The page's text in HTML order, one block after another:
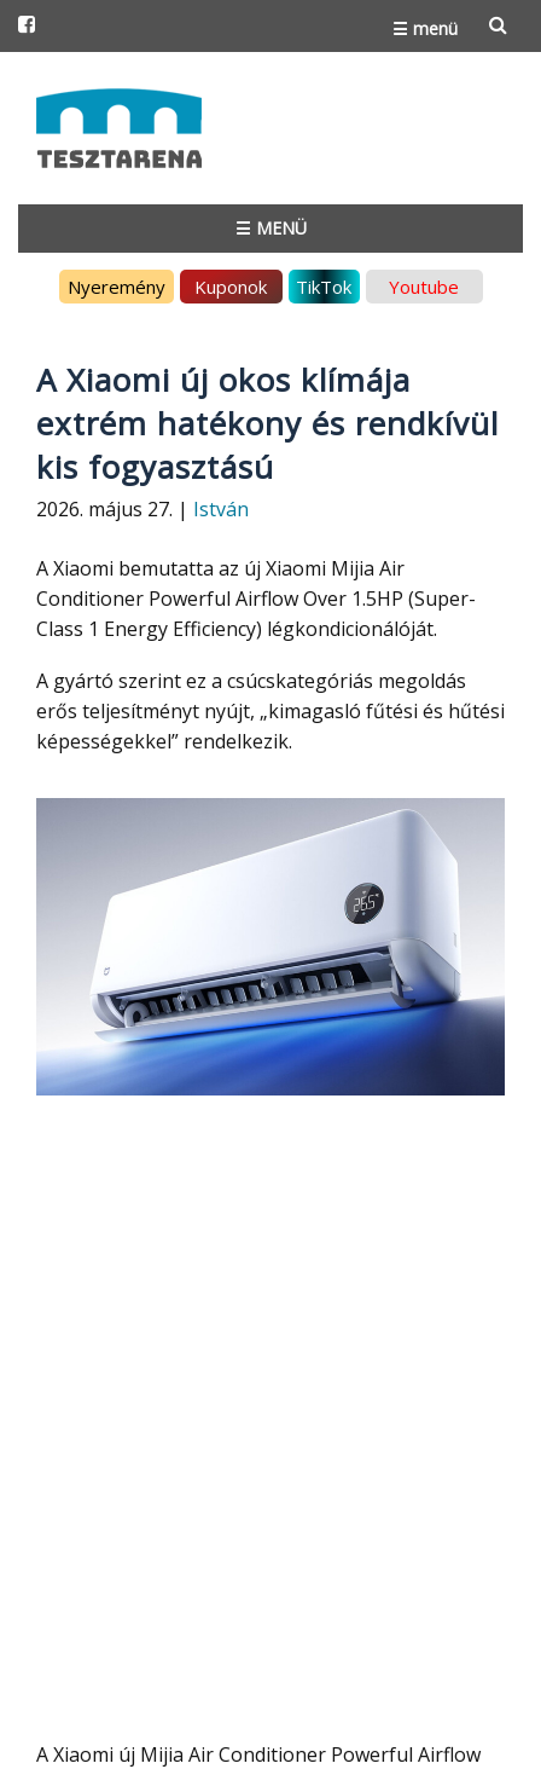
☰ menü
to
content
☰ MENÜ
Nyeremény Kuponok TikTok Youtube
A Xiaomi új okos klímája
extrém hatékony és rendkívül
kis fogyasztású
2026. május 27. | István
A Xiaomi bemutatta az új Xiaomi Mijia Air
Conditioner Powerful Airflow Over 1.5HP (Super-
Class 1 Energy Efficiency) légkondicionálóját.
A gyártó szerint ez a csúcskategóriás megoldás
erős teljesítményt nyújt, „kimagasló fűtési és hűtési
képességekkel” rendelkezik.
A Xiaomi új Mijia Air Conditioner Powerful Airflow